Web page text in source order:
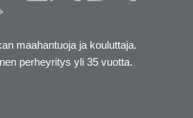
maahantuoja ja kouluttaja.
perheyritys yli 35 vuotta.